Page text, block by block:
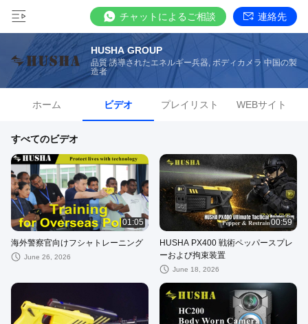
チャットによるご相談 連絡先
HUSHA GROUP
品質 誘導されたエネルギー兵器, ボディカメラ 中国の製
造者
ホーム ビデオ プレイリスト WEBサイト
すべてのビデオ
01:05
海外警察官向けフシャトレーニング
June 26, 2026
00:59
HUSHA PX400 戦術ペッパースプレ
ーおよび拘束装置
June 18, 2026